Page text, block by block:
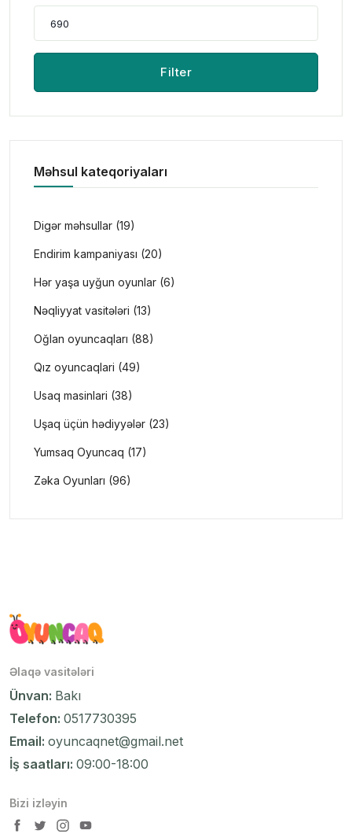
Filter
Məhsul kateqoriyaları
Digər məhsullar (19)
Endirim kampaniyası (20)
Hər yaşa uyğun oyunlar (6)
Nəqliyyat vasitələri (13)
Oğlan oyuncaqları (88)
Qız oyuncaqlari (49)
Usaq masinlari (38)
Uşaq üçün hədiyyələr (23)
Yumsaq Oyuncaq (17)
Zəka Oyunları (96)
Əlaqə vasitələri
Ünvan: Bakı
Telefon: 0517730395
Email: oyuncaqnet@gmail.net
İş saatları: 09:00-18:00
Bizi izləyin